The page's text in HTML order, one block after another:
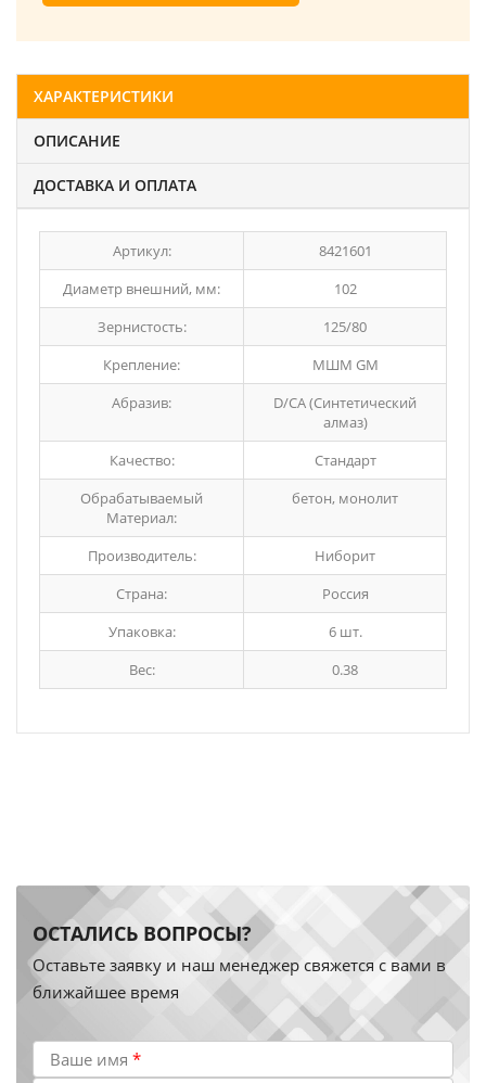
ХАРАКТЕРИСТИКИ
ОПИСАНИЕ
ДОСТАВКА И ОПЛАТА
Артикул:
8421601
Диаметр внешний, мм:
102
Зернистость:
125/80
Крепление:
МШМ GM
Абразив:
D/СА (Синтетический
алмаз)
Качество:
Стандарт
Обрабатываемый
Материал:
бетон, монолит
Производитель:
Ниборит
Страна:
Россия
Упаковка:
6 шт.
Вес:
0.38
ОСТАЛИСЬ ВОПРОСЫ?
Оставьте заявку и наш менеджер свяжется с вами в
ближайшее время
Ваше имя *